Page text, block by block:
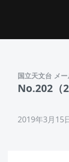
国立天文台 メ
No.202（
2019年3月15